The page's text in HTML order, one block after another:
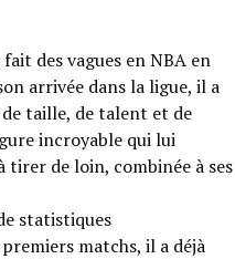
des vagues en NBA en
arrivée dans la ligue, il a
taille, de talent et de
incroyable qui lui
tirer de loin, combinée à ses
statistiques
matchs, il a déjà